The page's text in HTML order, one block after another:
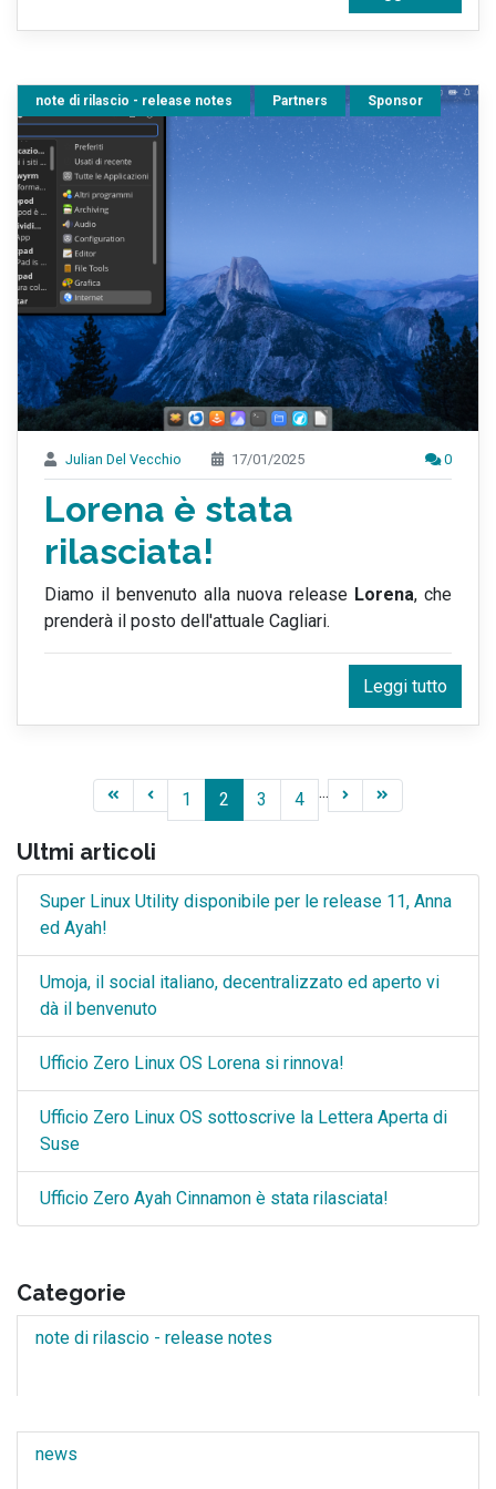
note di rilascio - release notes Partners Sponsor
Julian Del Vecchio 17/01/2025 0
Lorena è stata
rilasciata!
Diamo il benvenuto alla nuova release Lorena, che
prenderà il posto dell'attuale Cagliari.
Leggi tutto
1 2 3 4 ...
Ultmi articoli
Super Linux Utility disponibile per le release 11, Anna
ed Ayah!
Umoja, il social italiano, decentralizzato ed aperto vi
dà il benvenuto
Ufficio Zero Linux OS Lorena si rinnova!
Ufficio Zero Linux OS sottoscrive la Lettera Aperta di
Suse
Ufficio Zero Ayah Cinnamon è stata rilasciata!
Categorie
note di rilascio - release notes
news